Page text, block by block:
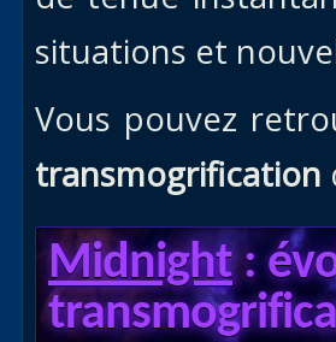
situations et
Vous pouvez
transmogrification
Midnight: